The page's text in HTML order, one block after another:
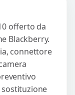
offerto da
Blackberry.
connettore